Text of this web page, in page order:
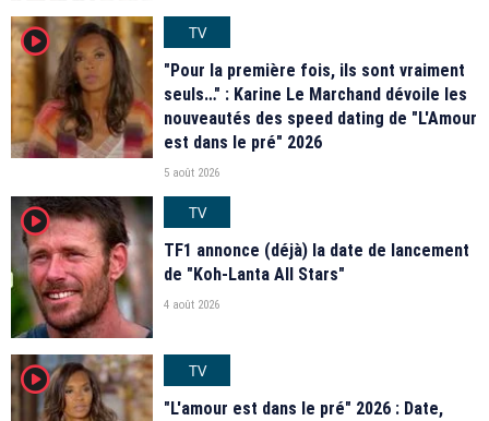
player2
TV
"Pour la première fois, ils sont vraiment
seuls…" : Karine Le Marchand dévoile les
nouveautés des speed dating de "L'Amour
est dans le pré" 2026
5 août 2026
player2
TV
TF1 annonce (déjà) la date de lancement
de "Koh-Lanta All Stars"
4 août 2026
player2
TV
"L'amour est dans le pré" 2026 : Date,